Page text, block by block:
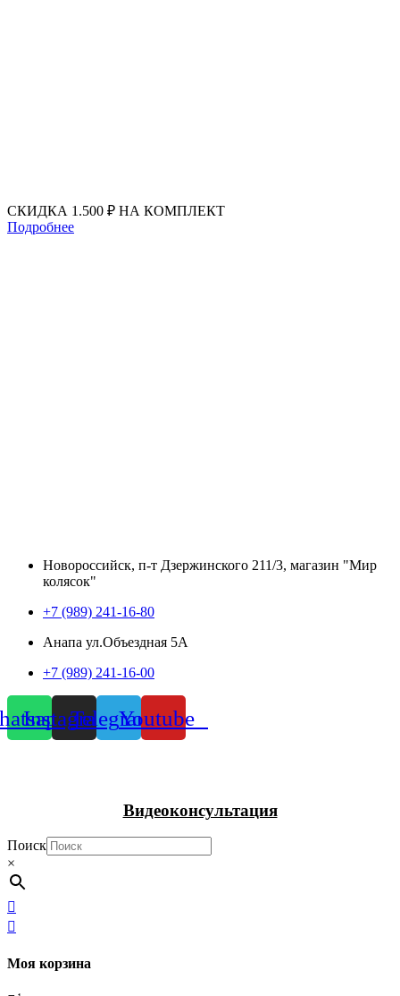
СКИДКА 1.500 ₽ НА КОМПЛЕКТ
Подробнее
Новороссийск, п-т Дзержинского 211/3, магазин "Мир
колясок"
+7 (989) 241-16-80
Анапа ул.Объездная 5А
+7 (989) 241-16-00
InstagramTelegramYoutube
Видеоконсультация
Поиск
×
Моя корзина